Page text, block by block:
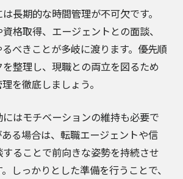
長期的な時間管理が不可欠です。
格取得、エージェントとの面談、
べきことが多岐に渡ります。優先順
整理し、現職との両立を図るため
を徹底しましょう。
はモチベーションの維持も必要で
る場合は、転職エージェントや信
ることで前向きな姿勢を持続させ
しっかりとした準備を行うことで、